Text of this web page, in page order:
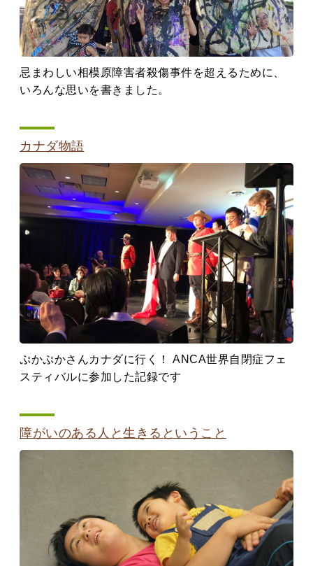
忌まわしい相模原障害者殺傷事件を超えるために、
いろんな思いを書きました。
カナダ物語
ぷかぷかさんカナダに行く！ ANCA世界自閉症フェ
スティバルに参加した記録です
障がいのある人と生きるということ